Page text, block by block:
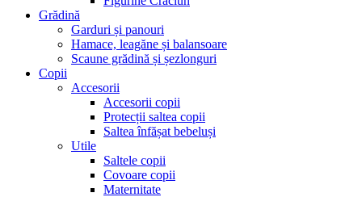
Grădină
Garduri și panouri
Hamace, leagăne și balansoare
Scaune grădină și șezlonguri
Copii
Accesorii
Accesorii copii
Protecții saltea copii
Saltea înfășat bebeluși
Utile
Saltele copii
Covoare copii
Maternitate